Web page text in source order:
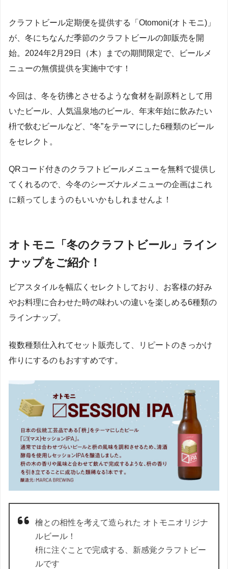
クラフトビール定期便を提供する「Otomoni(オトモニ)」
が、冬にちなんだ季節のクラフトビールの卸販売を開
始。2024年2月29日（木）までの期間限定で、ビールメ
ニューの無償提供を実施中です！
今回は、冬を彷彿とさせるような食材を副原料として用
いたビール、人気温泉地のビール、年末年始に飲みたい
枡で飲むビールなど、“冬”をテーマにした6種類のビール
をセレクト。
QRコード付きのクラフトビールメニューを無料で提供し
てくれるので、今冬のシーズナルメニューの企画はこれ
に頼ってしまうのもいいかもしれませんよ！
オトモニ「冬のクラフトビール」ライン
ナップをご紹介！
ビアスタイルを幅広くセレクトしており、お客様の好み
やお料理に合わせた時の味わいの違いを楽しめる6種類の
ラインナップ。
複数種類仕入れてセット販売して、リピートのきっかけ
作りにするのもおすすめです。
檜との相性を考えて造られた オトモニオリジナ
ルビール！
枡に注ぐことで完成する、新感覚クラフトビー
ルです